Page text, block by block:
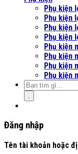
Phụ kiện
Phụ kiện
Phụ kiện
Phụ kiện
Phụ kiện
Phụ kiện
Phụ kiện
Phụ kiện
Đăng nhập
Tên tài khoản hoặc